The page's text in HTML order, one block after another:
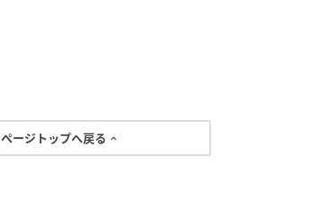
ページトップへ戻る